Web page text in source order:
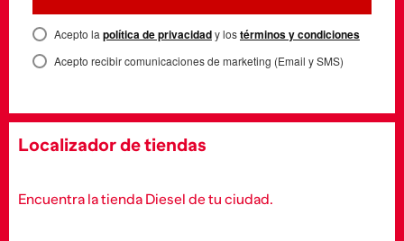
Acepto la política de privacidady lostérminos y condiciones
Acepto recibir comunicaciones de marketing (Email y SMS)
Localizador de tiendas
Encuentra la tienda Diesel de tu ciudad.